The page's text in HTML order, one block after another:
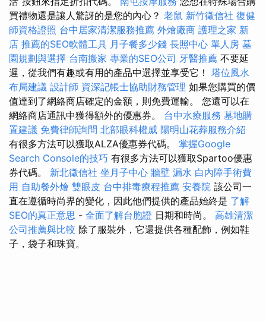
買禮物還是讓人驚訝的是您的內心？ 老鼠 新竹徵信社 復健
師資格證照 台中居家清潔服務推薦 外燴廠商 護理之家 新
店 推薦的SEO軟體工具 月子餐多少錢 長照中心 單人房 墓
園規劃與選擇 台南搬家 專業的SEO公司 牙醫推薦 不要延
遲，從我們有趣或有用的產品中選擇並享受它！ 塔位風水
布局建議 設計師 資深記帳士協助財務管理 如果您購買的價
值達到了網絡商店確定的金額，則免費運輸。 您還可以在
網絡商店通訊中獲得額外的優惠券。 台中水療服務 墓地購
置建議 免費律師詢問 北部眼科權威 陽明山花葬服務介紹
有很多方法可以獲取ALZA優惠券代碼。 掌握Google
Search Console的技巧 有很多方法可以獲取Spartoo優惠
券代碼。 新北徵信社 坐月子中心 牆壁 漏水 白內障手術費
用 自助餐外燴 雙眼皮 台中排毒療程推薦 安養院 該公司一
直在遵循時尚界的變化，因此他們提供的產品始終是 了解
SEO的真正意思 - 全面了解台胞證 日期和時尚。 高雄清潔
公司推薦與比較 除了服裝外，它還提供各種配飾，例如鞋
子，袋子和珠寶。